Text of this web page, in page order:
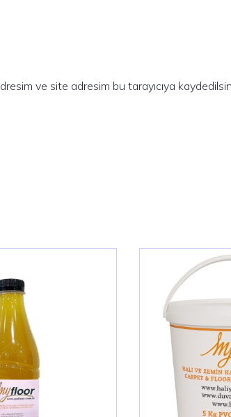
ve site adresim bu tarayıcıya kaydedilsin.